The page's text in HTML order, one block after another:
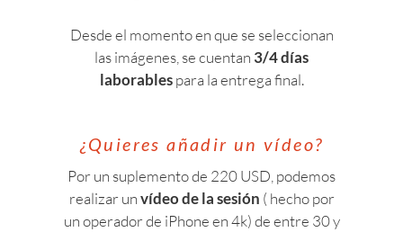
Desde el momento en que se seleccionan
las imágenes, se cuentan 3/4 días
laborablespara la entrega final.
¿Quieres añadir un vídeo?
Por un suplemento de 220 USD, podemos
realizar unvídeo de la sesión ( hecho por
un operador de iPhone en 4k) de entre 30 y